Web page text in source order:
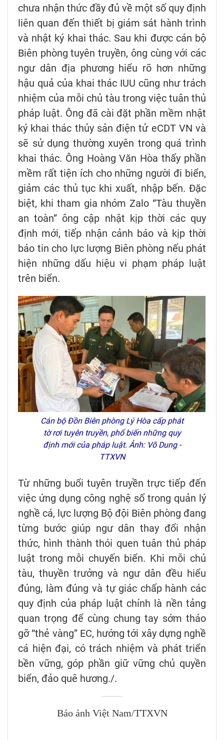
chưa nhận thức đầy đủ về một số quy định
liên quan đến thiết bị giám sát hành trình
và nhật ký khai thác. Sau khi được cán bộ
Biên phòng tuyên truyền, ông cùng với các
ngư dân địa phương hiểu rõ hơn những
hậu quả của khai thác IUU cũng như trách
nhiệm của mỗi chủ tàu trong việc tuân thủ
pháp luật. Ông đã cài đặt phần mềm nhật
ký khai thác thủy sản điện tử eCDT VN và
sẽ sử dụng thường xuyên trong quá trình
khai thác. Ông Hoàng Văn Hòa thấy phần
mềm rất tiện ích cho những người đi biển,
giảm các thủ tục khi xuất, nhập bến. Đặc
biệt, khi tham gia nhóm Zalo “Tàu thuyền
an toàn” ông cập nhật kịp thời các quy
định mới, tiếp nhận cảnh báo và kịp thời
báo tin cho lực lượng Biên phòng nếu phát
hiện những dấu hiệu vi phạm pháp luật
trên biển.
Cán bộ Đồn Biên phòng Lý Hòa cấp phát
tờ rơi tuyên truyền, phổ biến những quy
định mới của pháp luật. Ảnh: Võ Dung -
TTXVN
Từ những buổi tuyên truyền trực tiếp đến
việc ứng dụng công nghệ số trong quản lý
nghề cá, lực lượng Bộ đội Biên phòng đang
từng bước giúp ngư dân thay đổi nhận
thức, hình thành thói quen tuân thủ pháp
luật trong mỗi chuyến biển. Khi mỗi chủ
tàu, thuyền trưởng và ngư dân đều hiểu
đúng, làm đúng và tự giác chấp hành các
quy định của pháp luật chính là nền tảng
quan trọng để cùng chung tay sớm tháo
gỡ “thẻ vàng” EC, hướng tới xây dựng nghề
cá hiện đại, có trách nhiệm và phát triển
bền vững, góp phần giữ vững chủ quyền
biển, đảo quê hương./.
Báo ảnh Việt Nam/TTXVN